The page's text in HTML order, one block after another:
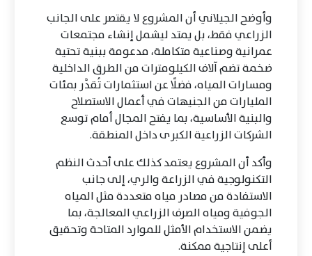
وأوضح الجيلاني أن المشروع لا يقتصر على الجانب
الزراعي فقط، بل يمتد ليشمل إنشاء مجتمعات
عمرانية وصناعية متكاملة، مدعومة ببنية تحتية
ضخمة تضم آلاف الكيلومترات من الطرق الداخلية
ومسارات المياه، فضلًا عن استثمارات تُقدَّر بمئات
المليارات من الجنيهات في أعمال الاستصلاح
والبنية الأساسية، بما يفتح المجال أمام توسع
الشركات الزراعية الكبرى داخل المنطقة.
وأكد أن المشروع يعتمد كذلك على أحدث النظم
التكنولوجية في الزراعة والري، إلى جانب
الاستفادة من مصادر مياه متعددة مثل المياه
الجوفية ومياه الصرف الزراعي المعالجة، بما
يضمن الاستخدام الأمثل للموارد المتاحة وتحقيق
أعلى إنتاجية ممكنة.